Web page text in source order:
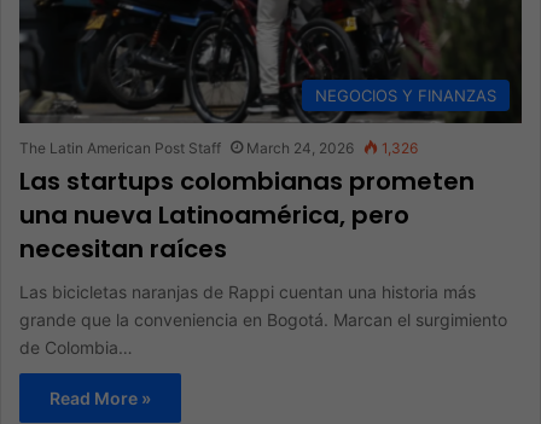
NEGOCIOS Y FINANZAS
The Latin American Post Staff March 24, 2026 1,326
Las startups colombianas prometen
una nueva Latinoamérica, pero
necesitan raíces
Las bicicletas naranjas de Rappi cuentan una historia más
grande que la conveniencia en Bogotá. Marcan el surgimiento
de Colombia…
Read More »